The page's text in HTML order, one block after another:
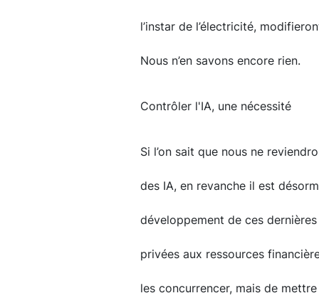
l’instar de l’électricité,
Nous n’en savons encore rien.
Contrôler l'IA, une nécessité
Si l’on sait que nous ne
des IA, en revanche il est
développement de ces
privées aux ressources
les concurrencer, mais de